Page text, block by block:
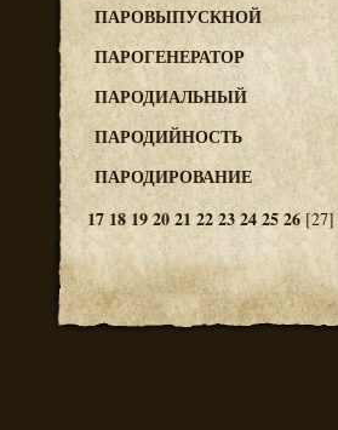
ПАРОВЫПУСКНОЙ
ПАРОГЕНЕРАТОР
ПАРОДИАЛЬНЫЙ
ПАРОДИЙНОСТЬ
ПАРОДИРОВАНИЕ
17 18 192021 2223242526 [27]